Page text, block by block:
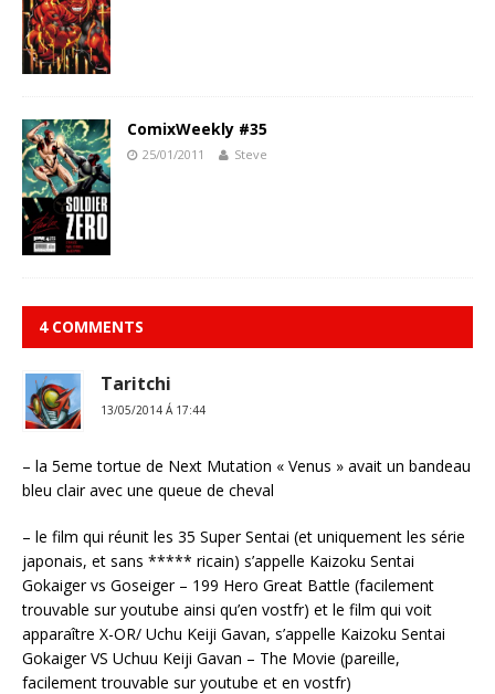
ComixWeekly #35
25/01/2011 Steve
4 COMMENTS
Taritchi
13/05/2014 Á 17:44
– la 5eme tortue de Next Mutation « Venus » avait un bandeau
bleu clair avec une queue de cheval
– le film qui réunit les 35 Super Sentai (et uniquement les série
japonais, et sans ***** ricain) s’appelle Kaizoku Sentai
Gokaiger vs Goseiger – 199 Hero Great Battle (facilement
trouvable sur youtube ainsi qu’en vostfr) et le film qui voit
apparaître X-OR/ Uchu Keiji Gavan, s’appelle Kaizoku Sentai
Gokaiger VS Uchuu Keiji Gavan – The Movie (pareille,
facilement trouvable sur youtube et en vostfr)